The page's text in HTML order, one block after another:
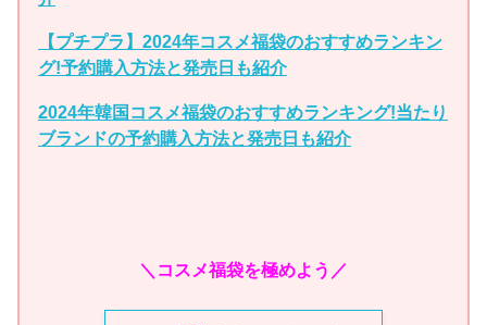
【プチプラ】2024年コスメ福袋のおすすめランキン
グ!予約購入方法と発売日も紹介
2024年韓国コスメ福袋のおすすめランキング!当たり
ブランドの予約購入方法と発売日も紹介
＼コスメ福袋を極めよう／